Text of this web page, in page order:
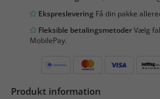
Ekspreslevering Få din pakke
Fleksible betalingsmetoderVælg
MobilePay.
Produkt information